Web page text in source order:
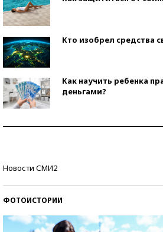
Кто изобрел средства
Как научить ребенка
деньгами?
Новости СМИ2
ФОТОИСТОРИИ